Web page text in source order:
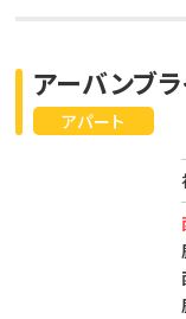
アパート
アーバンブ